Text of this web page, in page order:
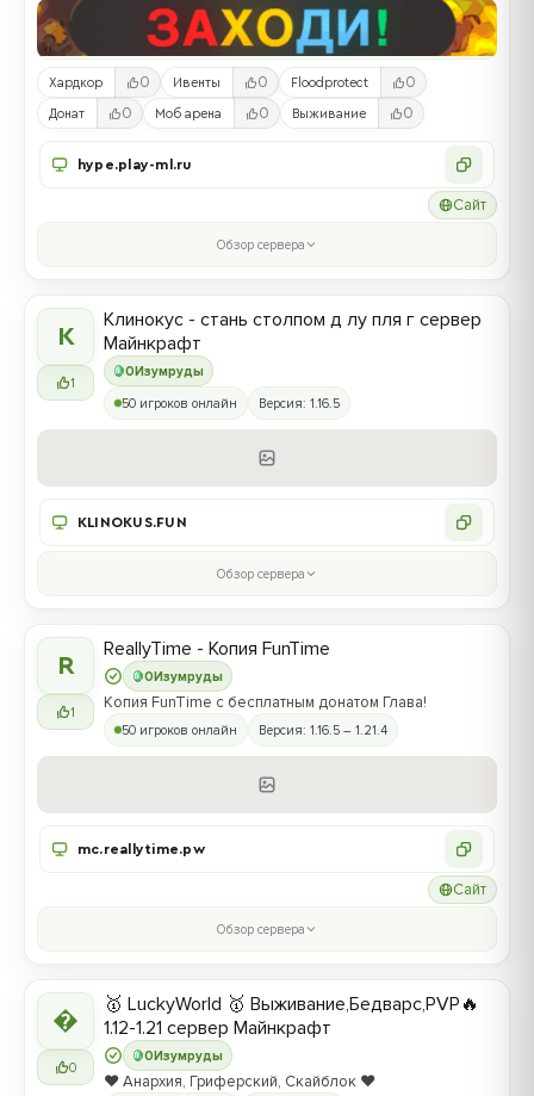
Хардкор 0 Ивенты 0 Floodprotect 0
Донат 0 Моб арена 0 Выживание 0
hype.play-ml.ru
Сайт
Обзор сервера
К
1
0Изумруды
Клинокус - стань столпом д лу пля г сервер
Майнкрафт
50 игроков онлайн Версия: 1.16.5
KLINOKUS.FUN
Обзор сервера
R
1
0Изумруды
ReallyTime - Копия FunTime
Копия FunTime с бесплатным донатом Глава!
50 игроков онлайн Версия: 1.16.5 – 1.21.4
mc.reallytime.pw
Сайт
Обзор сервера

0
0Изумруды
🥇 LuckyWorld 🥇 Выживание,Бедварс,PVP🔥
1.12-1.21 сервер Майнкрафт
❤️ Анархия, Гриферский, Скайблок ❤️